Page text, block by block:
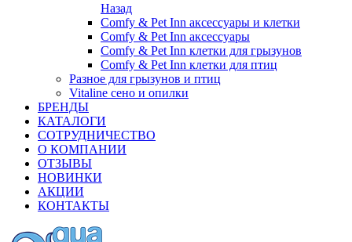
Назад
Comfy & Pet Inn аксессуары и клетки
Comfy & Pet Inn аксессуары
Comfy & Pet Inn клетки для грызунов
Comfy & Pet Inn клетки для птиц
Разное для грызунов и птиц
Vitaline сено и опилки
БРЕНДЫ
КАТАЛОГИ
СОТРУДНИЧЕСТВО
О КОМПАНИИ
ОТЗЫВЫ
НОВИНКИ
АКЦИИ
КОНТАКТЫ